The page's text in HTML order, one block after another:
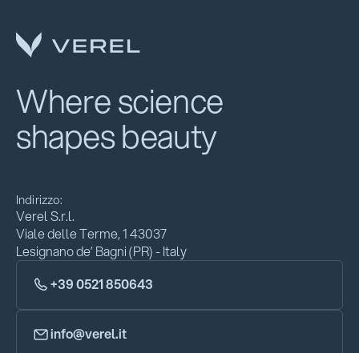
Where science
shapes beauty
Indirizzo:
Verel S.r.l.
Viale delle Terme, 1 43037
Lesignano de’ Bagni (PR) - Italy
+39 0521 850643
info@verel.it